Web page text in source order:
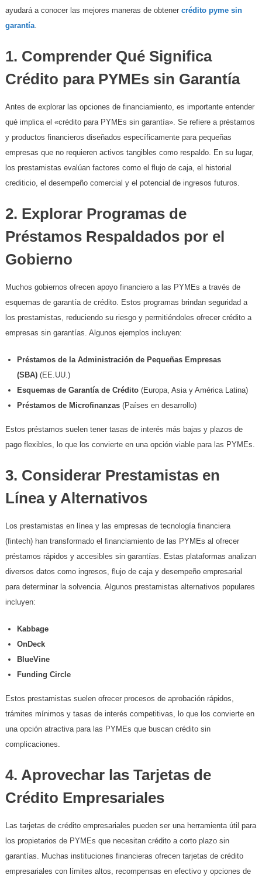
ayudará a conocer las mejores maneras de obtener crédito pyme sin
garantía.
1. Comprender Qué Significa
Crédito para PYMEs sin Garantía
Antes de explorar las opciones de financiamiento, es importante entender
qué implica el «crédito para PYMEs sin garantía». Se refiere a préstamos
y productos financieros diseñados específicamente para pequeñas
empresas que no requieren activos tangibles como respaldo. En su lugar,
los prestamistas evalúan factores como el flujo de caja, el historial
crediticio, el desempeño comercial y el potencial de ingresos futuros.
2. Explorar Programas de
Préstamos Respaldados por el
Gobierno
Muchos gobiernos ofrecen apoyo financiero a las PYMEs a través de
esquemas de garantía de crédito. Estos programas brindan seguridad a
los prestamistas, reduciendo su riesgo y permitiéndoles ofrecer crédito a
empresas sin garantías. Algunos ejemplos incluyen:
Préstamos de la Administración de Pequeñas Empresas
(SBA)(EE.UU.)
Esquemas de Garantía de Crédito(Europa, Asia y América Latina)
Préstamos de Microfinanzas(Países en desarrollo)
Estos préstamos suelen tener tasas de interés más bajas y plazos de
pago flexibles, lo que los convierte en una opción viable para las PYMEs.
3. Considerar Prestamistas en
Línea y Alternativos
Los prestamistas en línea y las empresas de tecnología financiera
(fintech) han transformado el financiamiento de las PYMEs al ofrecer
préstamos rápidos y accesibles sin garantías. Estas plataformas analizan
diversos datos como ingresos, flujo de caja y desempeño empresarial
para determinar la solvencia. Algunos prestamistas alternativos populares
incluyen:
Kabbage
OnDeck
BlueVine
Funding Circle
Estos prestamistas suelen ofrecer procesos de aprobación rápidos,
trámites mínimos y tasas de interés competitivas, lo que los convierte en
una opción atractiva para las PYMEs que buscan crédito sin
complicaciones.
4. Aprovechar las Tarjetas de
Crédito Empresariales
Las tarjetas de crédito empresariales pueden ser una herramienta útil para
los propietarios de PYMEs que necesitan crédito a corto plazo sin
garantías. Muchas instituciones financieras ofrecen tarjetas de crédito
empresariales con límites altos, recompensas en efectivo y opciones de